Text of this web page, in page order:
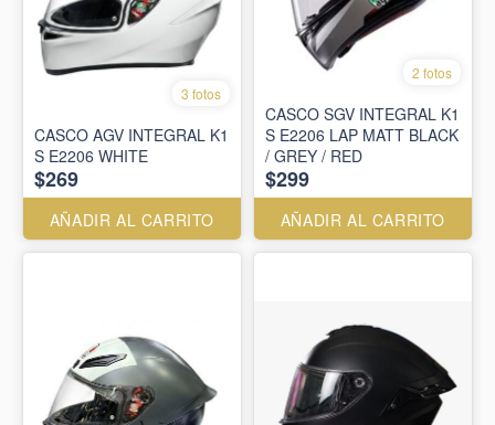
3 fotos
CASCO AGV INTEGRAL K1
S E2206 WHITE
$269
AÑADIR AL CARRITO
2 fotos
CASCO SGV INTEGRAL K1
S E2206 LAP MATT BLACK
/ GREY / RED
$299
AÑADIR AL CARRITO